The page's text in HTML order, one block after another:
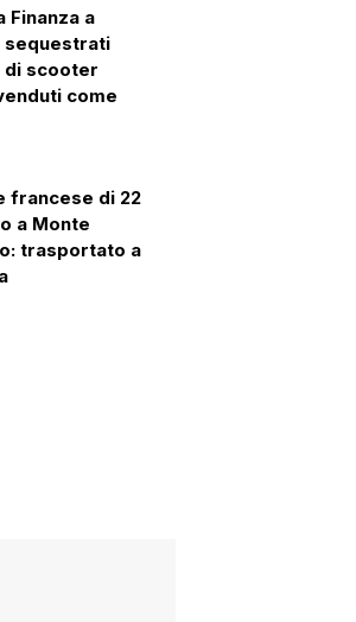
Finanza a
sequestrati
di scooter
come
francese di 22
a Monte
trasportato a